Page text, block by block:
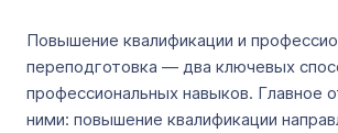
Повышение квалификации и
переподготовка — два ключевых
профессиональных навыков. Главное
ними: повышение квалификации